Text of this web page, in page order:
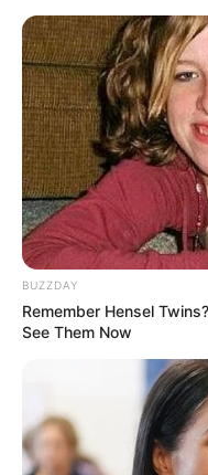
INSPIRASI
Kisah
BUZZDAY
Remember Hensel
See Them Now